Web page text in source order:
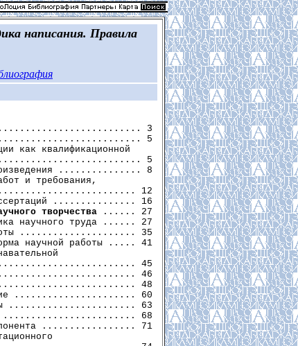
написания. Правила
3
5
как квалификационной
5
............... 8
и требования,
12
............... 16
творчества ...... 27
научного труда ...... 27
..................... 35
научной работы ..... 41
45
46
48
...................... 60
....................... 63
68
................. 71